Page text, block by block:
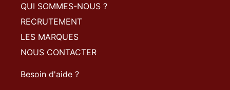
QUI SOMMES-NOUS ?
RECRUTEMENT
LES MARQUES
NOUS CONTACTER
Besoin d'aide ?